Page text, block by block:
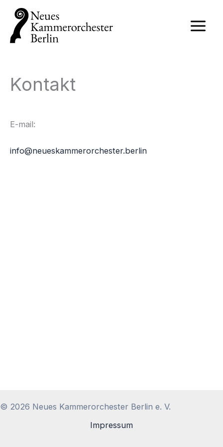
Inhalt
springen
Kontakt
E-mail:
info@neueskammerorchester.berlin
© 2026 Neues Kammerorchester Berlin e. V.
Impressum